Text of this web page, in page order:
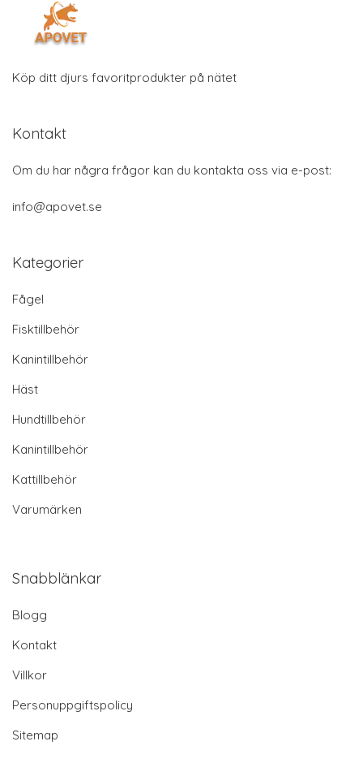
Köp ditt djurs favoritprodukter på nätet
Kontakt
Om du har några frågor kan du kontakta oss via e-post:
info@apovet.se
Kategorier
Fågel
Fisktillbehör
Kanintillbehör
Häst
Hundtillbehör
Kanintillbehör
Kattillbehör
Varumärken
Snabblänkar
Blogg
Kontakt
Villkor
Personuppgiftspolicy
Sitemap